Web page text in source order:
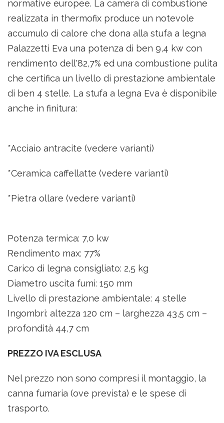
normative europee. La camera di combustione
realizzata in thermofix produce un notevole
accumulo di calore che dona alla stufa a legna
Palazzetti Eva una potenza di ben 9,4 kw con
rendimento dell'82,7% ed una combustione pulita
che certifica un livello di prestazione ambientale
di ben 4 stelle. La stufa a legna Eva è disponibile
anche in finitura:
*Acciaio antracite (vedere varianti)
*Ceramica caffellatte (vedere varianti)
*Pietra ollare (vedere varianti)
Potenza termica: 7,0 kw
Rendimento max: 77%
Carico di legna consigliato: 2,5 kg
Diametro uscita fumi: 150 mm
Livello di prestazione ambientale: 4 stelle
Ingombri: altezza 120 cm – larghezza 43,5 cm –
profondità 44,7 cm
PREZZO IVA ESCLUSA
Nel prezzo non sono compresi il montaggio, la
canna fumaria (ove prevista) e le spese di
trasporto.